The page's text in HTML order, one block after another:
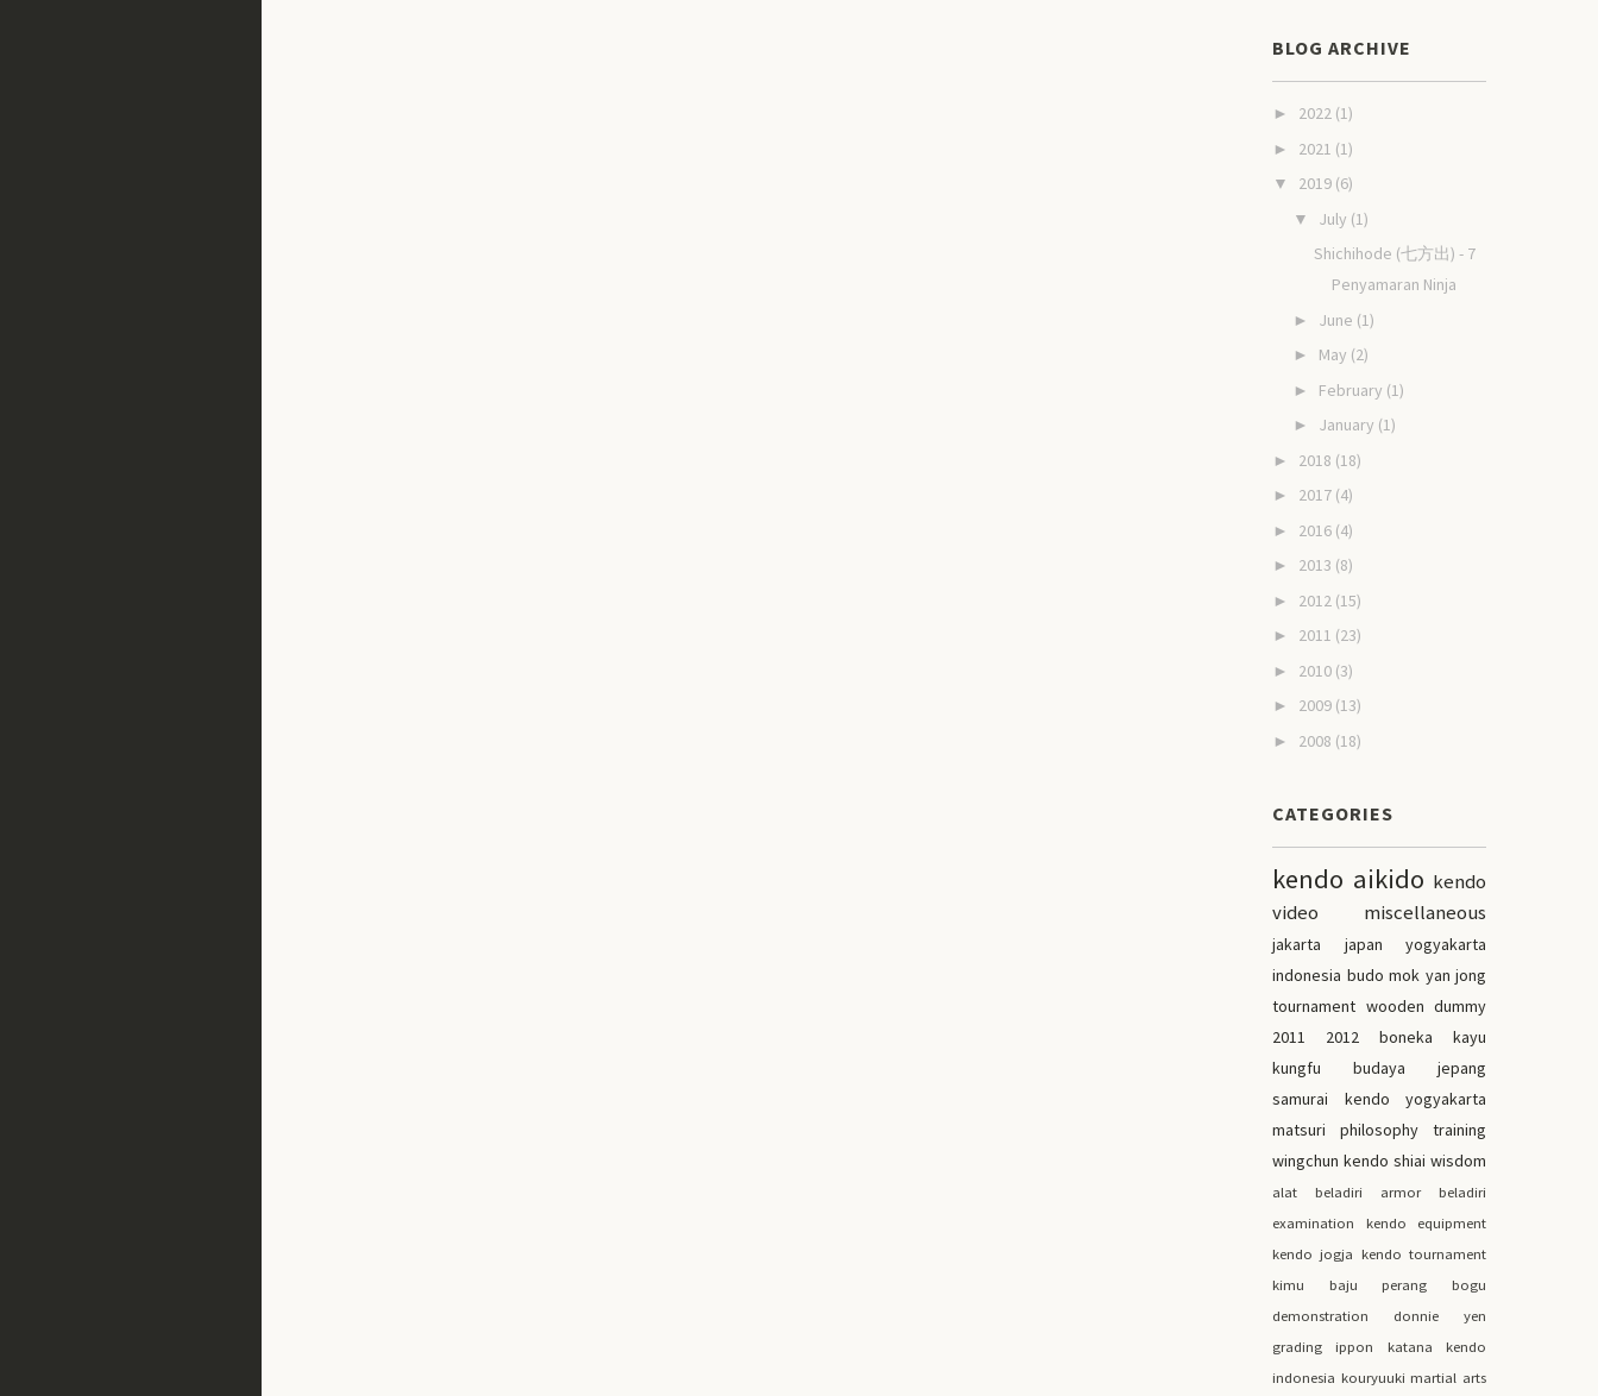
BLOG ARCHIVE
► 2022 (1)
► 2021 (1)
▼ 2019 (6)
▼ July (1)
Shichihode (七方出) - 7
Penyamaran Ninja
► June (1)
► May (2)
► February (1)
► January (1)
► 2018 (18)
► 2017 (4)
► 2016 (4)
► 2013 (8)
► 2012 (15)
► 2011 (23)
► 2010 (3)
► 2009 (13)
► 2008 (18)
CATEGORIES
kendo aikido kendo
video
miscellaneous
jakarta japan
yogyakarta
indonesia budo mok yan jong
tournament wooden dummy
2011
2012
boneka kayu
kungfu
budaya jepang
samurai
kendo yogyakarta
matsuri
philosophy
training
wingchun kendo shiai wisdom
alat beladiri armor
beladiri
examination
kendo equipment
kendo jogja kendo tournament
kimu
baju perang
bogu
demonstration
donnie yen
grading
ippon katana
kendo
indonesia kouryuuki martial arts